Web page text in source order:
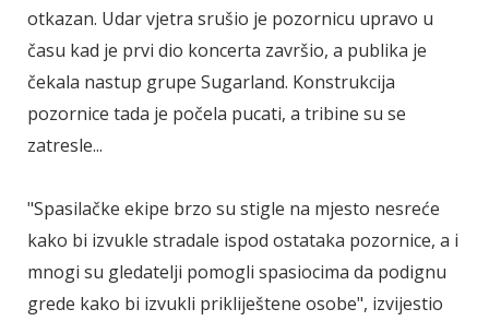
otkazan. Udar vjetra srušio je pozornicu upravo u
času kad je prvi dio koncerta završio, a publika je
čekala nastup grupe Sugarland. Konstrukcija
pozornice tada je počela pucati, a tribine su se
zatresle...
"Spasilačke ekipe brzo su stigle na mjesto nesreće
kako bi izvukle stradale ispod ostataka pozornice, a i
mnogi su gledatelji pomogli spasiocima da podignu
grede kako bi izvukli prikliještene osobe", izvijestio